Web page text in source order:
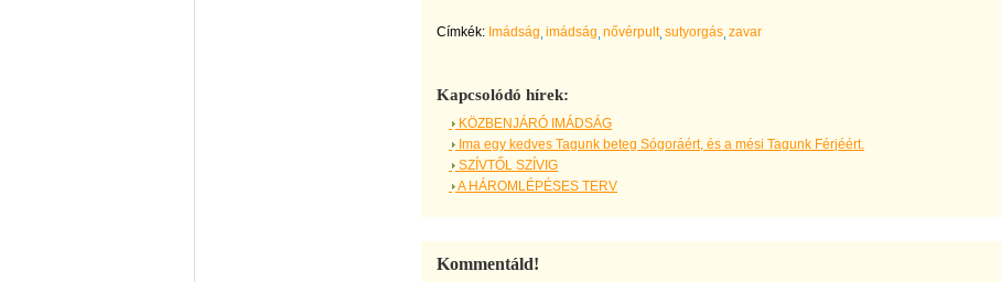
Címkék: Imádság imádság nővérpult sutyorgás zavar
Kapcsolódó hírek:
KÖZBENJÁRÓ IMÁDSÁG
Ima egy kedves Tagunk beteg Sógoráért, és a mési Tagunk Férjéért.
SZÍVTŐL SZÍVIG
A HÁROMLÉPÉSES TERV
Kommentáld!